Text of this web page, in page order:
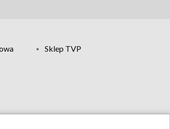
Sklep TVP